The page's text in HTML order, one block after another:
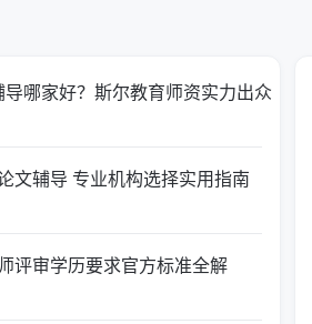
哪家好？斯尔教育师资实力出众
文辅导 专业机构选择实用指南
评审学历要求官方标准全解